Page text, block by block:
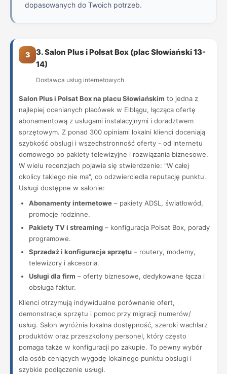
dopasowanych do Twoich potrzeb.
3
3. Salon Plus i Polsat Box (plac Słowiański 13-
14)
Dostawca usług internetowych
Salon Plus i Polsat Box na placu Słowiańskim to jedna z
najlepiej ocenianych placówek w Elblągu, łącząca ofertę
abonamentową z usługami instalacyjnymi i doradztwem
sprzętowym. Z ponad 300 opiniami lokalni klienci doceniają
szybkość obsługi i wszechstronność oferty - od internetu
domowego po pakiety telewizyjne i rozwiązania biznesowe.
W wielu recenzjach pojawia się stwierdzenie: "W całej
okolicy takiego nie ma", co odzwierciedla reputację punktu.
Usługi dostępne w salonie:
Abonamenty internetowe – pakiety ADSL, światłowód,
promocje rodzinne.
Pakiety TV i streaming – konfiguracja Polsat Box, porady
programowe.
Sprzedaż i konfiguracja sprzętu – routery, modemy,
telewizory i akcesoria.
Usługi dla firm – oferty biznesowe, dedykowane łącza i
obsługa faktur.
Klienci otrzymują indywidualne porównanie ofert,
demonstracje sprzętu i pomoc przy migracji numerów/
usług. Salon wyróżnia lokalna dostępność, szeroki wachlarz
produktów oraz przeszkolony personel, który często
pomaga także w konfiguracji po zakupie. To pewny wybór
dla osób ceniących wygodę lokalnego punktu obsługi i
szybkie podłączenie usługi.